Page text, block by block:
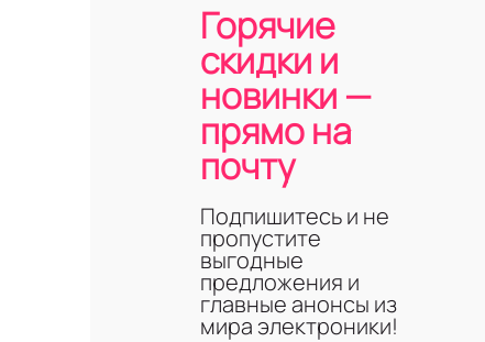
Горячие
скидки и
новинки —
прямо на
почту
Подпишитесь и не
пропустите
выгодные
предложения и
главные анонсы из
мира электроники!